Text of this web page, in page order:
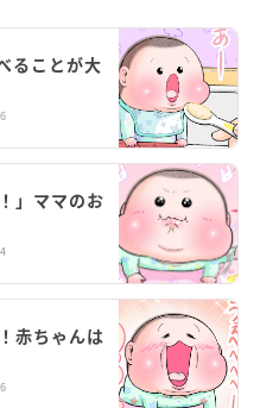
ることが大
」ママのお
赤ちゃんは